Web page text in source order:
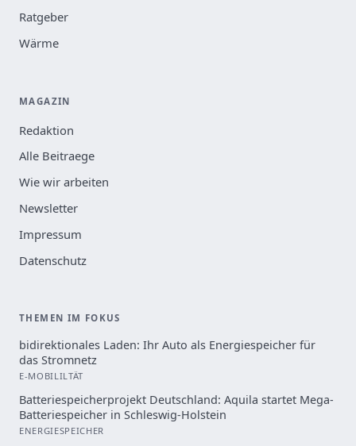
Ratgeber
Wärme
MAGAZIN
Redaktion
Alle Beitraege
Wie wir arbeiten
Newsletter
Impressum
Datenschutz
THEMEN IM FOKUS
bidirektionales Laden: Ihr Auto als Energiespeicher für
das Stromnetz
E-MOBILILTÄT
Batteriespeicherprojekt Deutschland: Aquila startet Mega-
Batteriespeicher in Schleswig-Holstein
ENERGIESPEICHER